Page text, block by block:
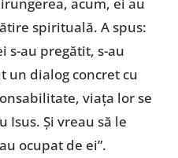
spirituală. A spus:
s-au pregătit, s-au
un dialog concret cu
viața lor se
Isus. Și vreau să le
ocupat de ei”.